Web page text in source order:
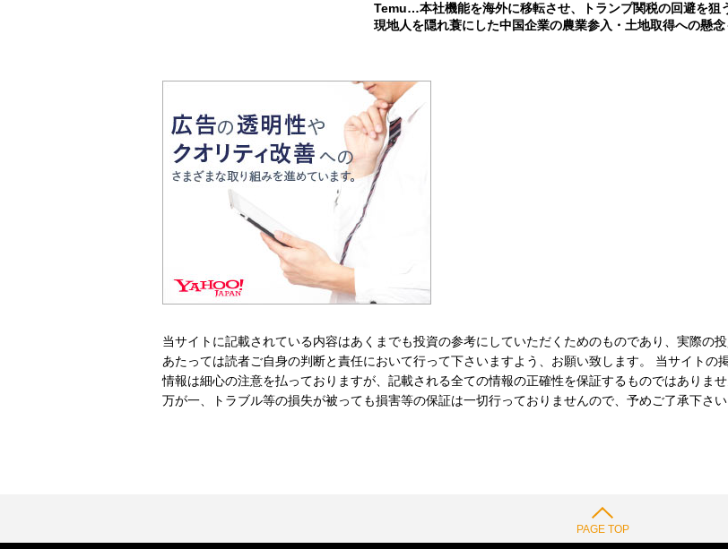
Temu…本社機能を海外に移転させ、トランプ関税の回避を
現地人を隠れ蓑にした中国企業の農業参入・土地取得への懸念
当サイトに記載されている内容はあくまでも投資の参考にしていただくためのものであり、実際の
あたっては読者ご自身の判断と責任において行って下さいますよう、お願い致します。 当サイトの
情報は細心の注意を払っておりますが、記載される全ての情報の正確性を保証するものではありませ
万が一、トラブル等の損失が被っても損害等の保証は一切行っておりませんので、予めご了承下さい
PAGE TOP